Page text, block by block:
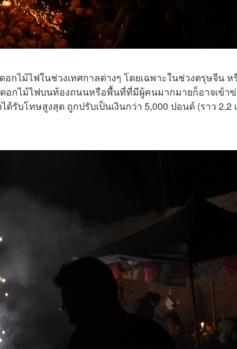
ไม้ไฟในช่วงเทศกาลต่างๆ โดยเฉพาะในช่วงตรุษจีน ห
อกไม้ไฟบนท้องถนนหรือพื้นที่ที่มีผู้คนมากมายก็อาจเข้า
บโทษสูงสุด ถูกปรับเป็นเงินกว่า 5,000 ปอนด์ (ราว 2.2